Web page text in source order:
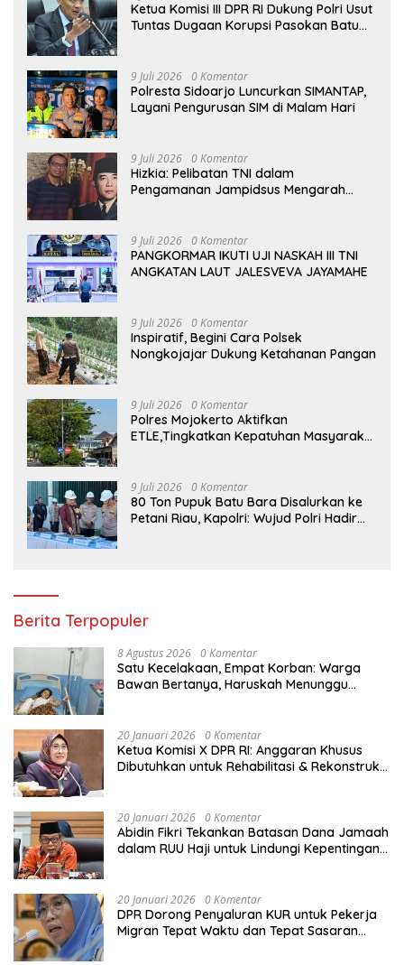
Ketua Komisi III DPR RI Dukung Polri Usut
Tuntas Dugaan Korupsi Pasokan Batu
9 Juli 2026 0 Komentar
Polresta Sidoarjo Luncurkan SIMANTAP,
Layani Pengurusan SIM di Malam Hari
9 Juli 2026 0 Komentar
Hizkia: Pelibatan TNI dalam
Pengamanan Jampidsus Mengarah
9 Juli 2026 0 Komentar
PANGKORMAR IKUTI UJI NASKAH III TNI
ANGKATAN LAUT JALESVEVA JAYAMAHE
9 Juli 2026 0 Komentar
Inspiratif, Begini Cara Polsek
Nongkojajar Dukung Ketahanan Pangan
9 Juli 2026 0 Komentar
Polres Mojokerto Aktifkan
ETLE,Tingkatkan Kepatuhan Masyarakat
9 Juli 2026 0 Komentar
80 Ton Pupuk Batu Bara Disalurkan ke
Petani Riau, Kapolri: Wujud Polri Hadir
Berita Terpopuler
8 Agustus 2026 0 Komentar
Satu Kecelakaan, Empat Korban: Warga
Bawan Bertanya, Haruskah Menunggu
20 Januari 2026 0 Komentar
Ketua Komisi X DPR RI: Anggaran Khusus
Dibutuhkan untuk Rehabilitasi & Rekonstruksi
20 Januari 2026 0 Komentar
Abidin Fikri Tekankan Batasan Dana Jamaah
dalam RUU Haji untuk Lindungi Kepentingan
20 Januari 2026 0 Komentar
DPR Dorong Penyaluran KUR untuk Pekerja
Migran Tepat Waktu dan Tepat Sasaran